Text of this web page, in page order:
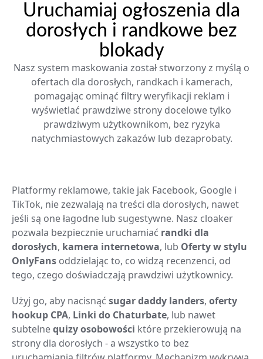
Uruchamiaj ogłoszenia dla
dorosłych i randkowe bez
blokady
Nasz system maskowania został stworzony z myślą o
ofertach dla dorosłych, randkach i kamerach,
pomagając ominąć filtry weryfikacji reklam i
wyświetlać prawdziwe strony docelowe tylko
prawdziwym użytkownikom, bez ryzyka
natychmiastowych zakazów lub dezaprobaty.
Platformy reklamowe, takie jak Facebook, Google i
TikTok, nie zezwalają na treści dla dorosłych, nawet
jeśli są one łagodne lub sugestywne. Nasz cloaker
pozwala bezpiecznie uruchamiać randki dla
dorosłych, kamera internetowa, lub Oferty w stylu
OnlyFans oddzielając to, co widzą recenzenci, od
tego, czego doświadczają prawdziwi użytkownicy.
Użyj go, aby nacisnąć sugar daddy landers, oferty
hookup CPA, Linki do Chaturbate, lub nawet
subtelnequizy osobowości które przekierowują na
strony dla dorosłych - a wszystko to bez